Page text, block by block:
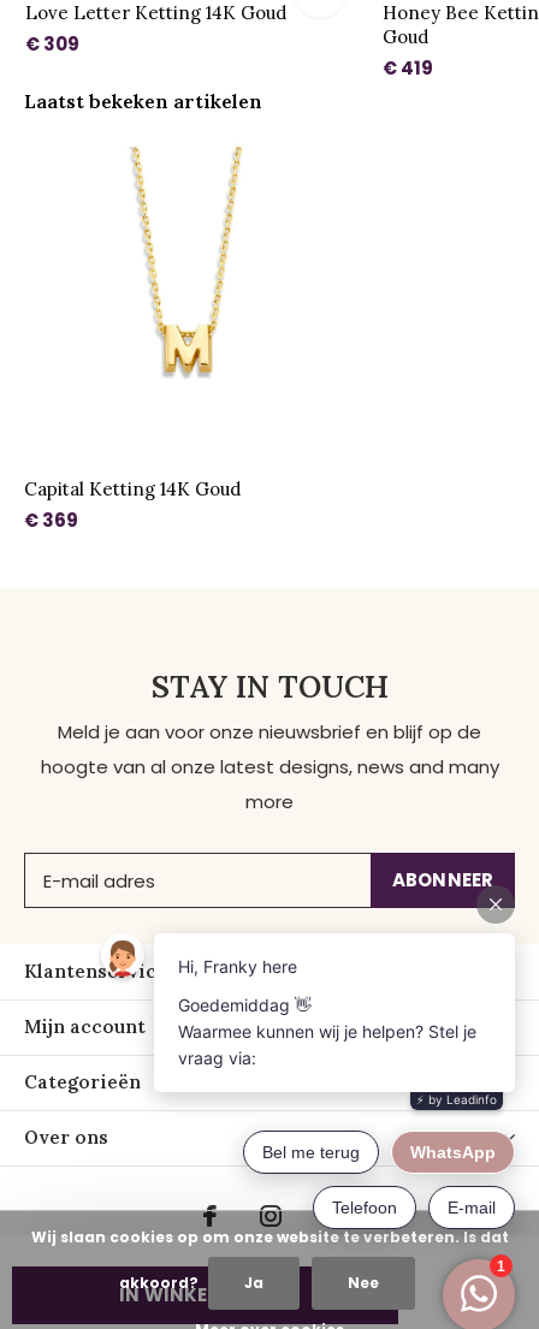
IN WINKELWAGEN
Love Letter Ketting 14K Goud
€ 309
Honey Bee
Goud
€ 419
Laatst bekeken artikelen
Capital Ketting 14K Goud
€ 369
STAY IN TOUCH
Meld je aan voor onze nieuwsbrief en blijf op de
hoogte van al onze latest designs, news and many
more
ABONNEER
Klantenservice
Mijn account
Categorieën
Over ons
© Copyright2026- Just Franky
Wij slaan cookies op om onze website te verbeteren. Is dat
akkoord? Ja Nee